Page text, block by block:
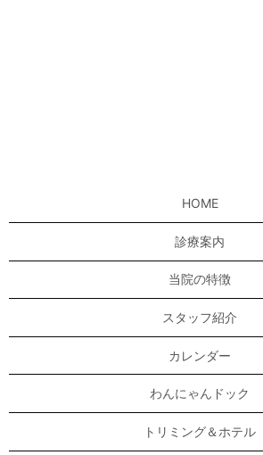
HOME
診療案内
当院の特徴
スタッフ紹介
カレンダー
わんにゃんドック
トリミング＆ホテル